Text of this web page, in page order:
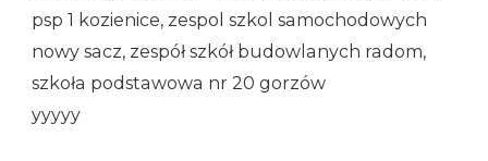
psp 1 kozienice, zespol szkol samochodowych
nowy sacz, zespół szkół budowlanych radom,
szkoła podstawowa nr 20 gorzów
yyyyy